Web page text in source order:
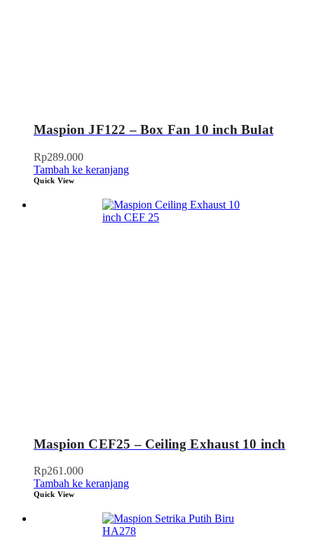
Maspion JF122 – Box Fan 10 inch Bulat
Rp289.000
Tambah ke keranjang
Quick View
Maspion CEF25 – Ceiling Exhaust 10 inch
Rp261.000
Tambah ke keranjang
Quick View